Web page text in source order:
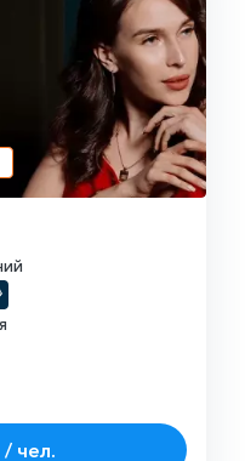
чел.